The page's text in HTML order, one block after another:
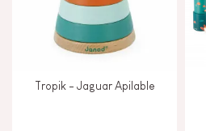
Tropik - Jaguar Apilable